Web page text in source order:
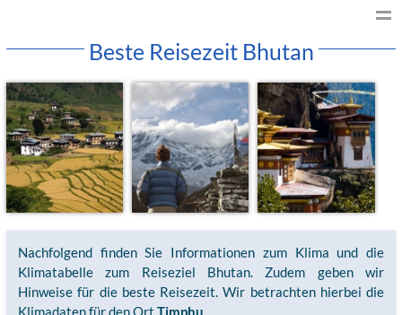
Beste Reisezeit Bhutan
Nachfolgend finden Sie Informationen zum Klima und die
Klimatabelle zum Reiseziel Bhutan. Zudem geben wir
Hinweise für die beste Reisezeit. Wir betrachten hierbei die
Klimadaten für den Ort Timphu.